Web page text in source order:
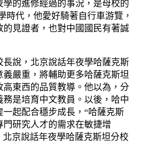
學的進修經過的事況，是母校的
時代，他愛好騎著自行車游覽，
的見證者，也對中國國民有著誠
長說，北京說話年夜學哈薩克斯
義嚴重，將輔助更多哈薩克斯坦
高東西的品質教導。他以為，分
務是培育中文教員。以後，哈中
一起配合穩步成長，“哈薩克斯
門研究人才的需求在敏捷增
北京說話年夜學哈薩克斯坦分校